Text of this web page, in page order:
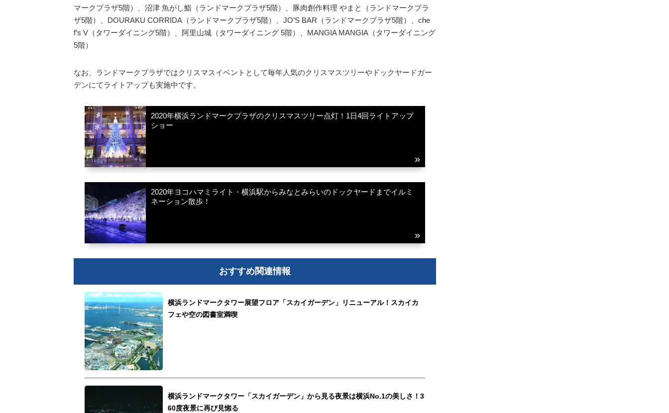
マークプラザ5階）、沼津 魚がし鮨（ランドマークプラザ5階）、豚肉創作料理 やまと（ランドマークプラ
ザ5階）、DOURAKU CORRIDA（ランドマークプラザ5階）、JO’S BAR（ランドマークプラザ5階）、che
f’s V（タワーダイニング5階）、阿里山城（タワーダイニング 5階）、MANGIA MANGIA（タワーダイニング
5階）
なお、ランドマークプラザではクリスマスイベントとして毎年人気のクリスマスツリーやドックヤードガー
デンにてライトアップも実施中です。
2020年横浜ランドマークプラザのクリスマスツリー点灯！1日4回ライトアップ
ショー
2020年ヨコハマミライト・横浜駅からみなとみらいのドックヤードまでイルミ
ネーション散歩！
おすすめ関連情報
横浜ランドマークタワー展望フロア「スカイガーデン」リニューアル！スカイカ
フェや空の図書室満喫
横浜ランドマークタワー「スカイガーデン」から見る夜景は横浜No.1の美しさ！3
60度夜景に再び見惚る